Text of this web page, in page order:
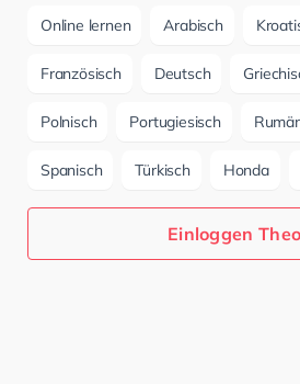
Online lernen Arabisch
Französisch Deutsch
Polnisch Portugiesisch
Spanisch Türkisch Honda
Einloggen